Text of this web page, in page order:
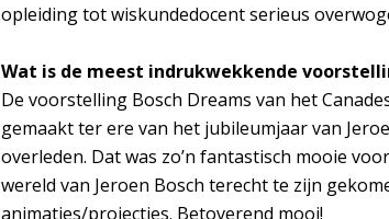
opleiding tot wiskundedocent serieus
Wat is de meest indrukwekkende
De voorstelling Bosch Dreams van het
gemaakt ter ere van het jubileumjaar van
overleden. Dat was zo’n fantastisch mooie
wereld van Jeroen Bosch terecht te zijn
animaties/projecties. Betoverend mooi!